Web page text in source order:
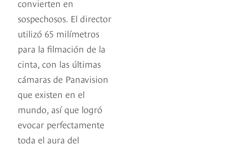
convierten en
sospechosos. El director
utilizó 65 milímetros
para la filmación de la
cinta, con las últimas
cámaras de Panavision
que existen en el
mundo, así que logró
evocar perfectamente
toda el aura del